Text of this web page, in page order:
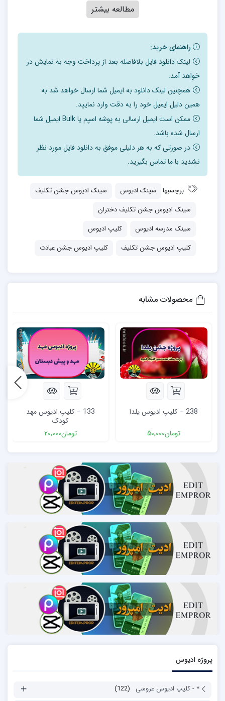
مطالعه بیشتر
راهنمای خرید:
لینک دانلود فایل بلافاصله بعد از پرداخت وجه به نمایش در
خواهد آمد.
همچنین لینک دانلود به ایمیل شما ارسال خواهد شد به
همین دلیل ایمیل خود را به دقت وارد نمایید.
ممکن است ایمیل ارسالی به پوشه اسپم یا Bulk ایمیل شما
ارسال شده باشد.
در صورتی که به هر دلیلی موفق به دانلود فایل مورد نظر
نشدید با ما تماس بگیرید.
برچسبها سینک ادیوس
سینک ادیوس جشن تکلیف
سینک ادیوس جشن تکلیف دختران
سینک مدرسه ادیوس
کلیپ ادیوس
کلیپ ادیوس جشن تکلیف
کلیپ ادیوس جشن عبادت
محصولات مشابه
238 – کلیپ ادیوس یلدا
تومان50,000
133 – کلیپ ادیوس مهد
کودک
تومان20,000
پروژه ادیوس
* - کلیپ ادیوس عروسی
(122)